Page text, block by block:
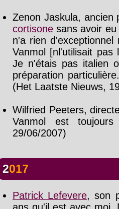
Zenon Jaskula, ancien
cortisone sans avoir
n'a rien
Vanmol [nl'utilisait pas
Je n'étais pas italien
préparation
(Het Laatste Nieuws,
Wilfried Peeters,
Vanmol est
29/06/2007)
2017
Patrick Lefevere, son